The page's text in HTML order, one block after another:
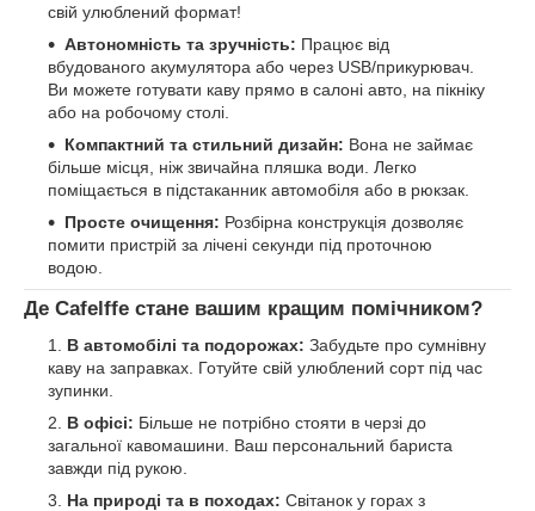
свій улюблений формат!
Автономність та зручність: Працює від
вбудованого акумулятора або через USB/прикурювач.
Ви можете готувати каву прямо в салоні авто, на пікніку
або на робочому столі.
Компактний та стильний дизайн: Вона не займає
більше місця, ніж звичайна пляшка води. Легко
поміщається в підстаканник автомобіля або в рюкзак.
Просте очищення: Розбірна конструкція дозволяє
помити пристрій за лічені секунди під проточною
водою.
Де Cafelffe стане вашим кращим помічником?
В автомобілі та подорожах: Забудьте про сумнівну
каву на заправках. Готуйте свій улюблений сорт під час
зупинки.
В офісі: Більше не потрібно стояти в черзі до
загальної кавомашини. Ваш персональний бариста
завжди під рукою.
На природі та в походах: Світанок у горах з